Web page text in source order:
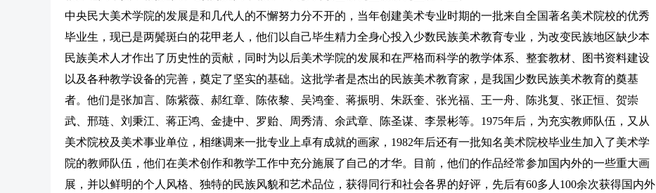
中央民大美术学院的发展是和几代人的不懈努力分不开的，当年创建美术专业时期的一批来自全国著名美术院校的优秀
毕业生，现已是两鬓斑白的花甲老人，他们以自己毕生精力全身心投入少数民族美术教育专业，为改变民族地区缺少本
民族美术人才作出了历史性的贡献，同时为以后美术学院的发展和在严格而科学的教学体系、整套教材、图书资料建设
以及各种教学设备的完善，奠定了坚实的基础。这批学者是杰出的民族美术教育家，是我国少数民族美术教育的奠基
者。他们是张加言、陈紫薇、郝红章、陈依黎、吴鸿奎、蒋振明、朱跃奎、张光福、王一舟、陈兆复、张正恒、贺崇
武、邢琏、刘秉江、蒋正鸿、金捷中、罗贻、周秀清、余武章、陈圣谋、李景彬等。1975年后，为充实教师队伍，又从
美术院校及美术事业单位，相继调来一批专业上卓有成就的画家，1982年后还有一批知名美术院校毕业生加入了美术学
院的教师队伍，他们在美术创作和教学工作中充分施展了自己的才华。目前，他们的作品经常参加国内外的一些重大画
展，并以鲜明的个人风格、独特的民族风貌和艺术品位，获得同行和社会各界的好评，先后有60多人100余次获得国内外